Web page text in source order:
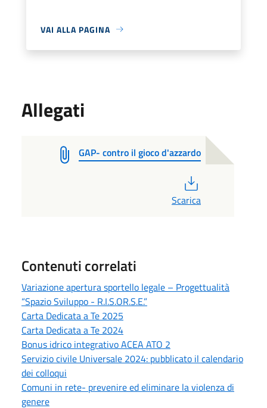
VAI ALLA PAGINA
Allegati
GAP- contro il gioco d'azzardo
Scarica
Contenuti correlati
Variazione apertura sportello legale – Progettualità
“Spazio Sviluppo - R.I.S.OR.S.E.”
Carta Dedicata a Te 2025
Carta Dedicata a Te 2024
Bonus idrico integrativo ACEA ATO 2
Servizio civile Universale 2024: pubblicato il calendario
dei colloqui
Comuni in rete- prevenire ed eliminare la violenza di
genere